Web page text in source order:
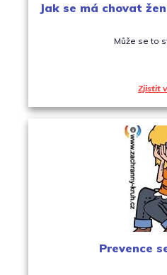
Jak se má chovat
Může se to
Zjistit
Prevence